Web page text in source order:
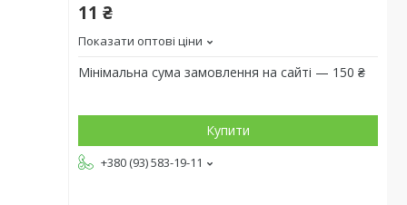
11 ₴
Показати оптові ціни
Мінімальна сума замовлення на сайті — 150 ₴
Купити
+380 (93) 583-19-11